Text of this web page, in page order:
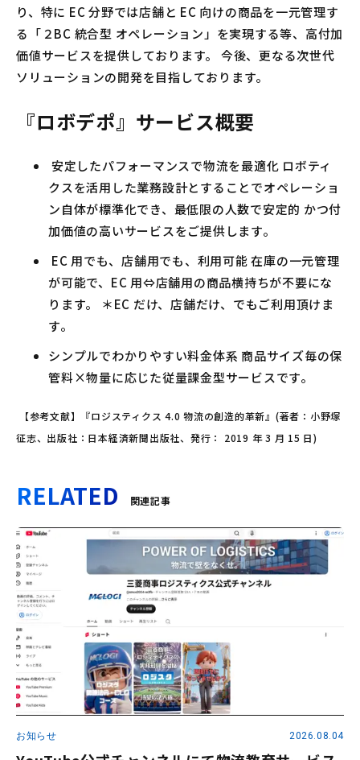
り、特に EC 分野では店舗と EC 向けの商品を⼀元管理す
る「２BC 統合型 オペレーション」を実現する等、高付加
価値サービスを提供しております。 今後、更なる次世代
ソリューションの開発を目指しております。
『ロボデポ』サービス概要
安定したパフォーマンスで物流を最適化 ロボティ
クスを活用した業務設計とすることでオペレーショ
ン自体が標準化でき、最低限の人数で安定的 かつ付
加価値の高いサービスをご提供します。
EC 用でも、店舗用でも、利用可能 在庫の⼀元管理
が可能で、EC 用⇔店舗用の商品横持ちが不要にな
ります。 ＊EC だけ、店舗だけ、でもご利用頂けま
す。
シンプルでわかりやすい料金体系 商品サイズ毎の保
管料×物量に応じた従量課金型サービスです。
【参考文献】『ロジスティクス 4.0 物流の創造的革新』(著者：小野塚
征志、出版社：日本経済新聞出版社、発行： 2019 年 3 月 15 日)
RELATED 関連記事
お知らせ 2026.08.04